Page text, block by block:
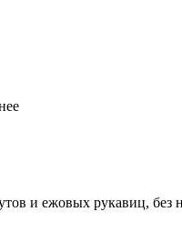
и ежовых рукавиц, без